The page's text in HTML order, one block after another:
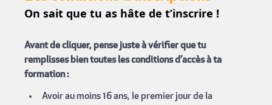
On sait que tu as hâte de t’inscrire !
Avant de cliquer, pense juste à vérifier que tu
remplisses bien toutes les conditions d’accès à ta
formation :
Avoir au moins 16 ans, le premier jour de la